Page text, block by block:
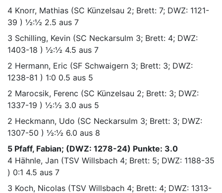
4 Knorr, Mathias (SC Künzelsau 2; Brett: 7; DWZ: 1121-
39 ) ½:½ 2.5 aus 7
3 Schilling, Kevin (SC Neckarsulm 3; Brett: 4; DWZ:
1403-18 ) ½:½ 4.5 aus 7
2 Hermann, Eric (SF Schwaigern 3; Brett: 3; DWZ:
1238-81 ) 1:0 0.5 aus 5
2 Marocsik, Ferenc (SC Künzelsau 2; Brett: 3; DWZ:
1337-19 ) ½:½ 3.0 aus 5
2 Heckmann, Udo (SC Neckarsulm 3; Brett: 3; DWZ:
1307-50 ) ½:½ 6.0 aus 8
5 Pfaff, Fabian; (DWZ: 1278-24) Punkte: 3.0
4 Hähnle, Jan (TSV Willsbach 4; Brett: 5; DWZ: 1188-35
) 0:1 4.5 aus 7
3 Koch, Nicolas (TSV Willsbach 4; Brett: 4; DWZ: 1313-